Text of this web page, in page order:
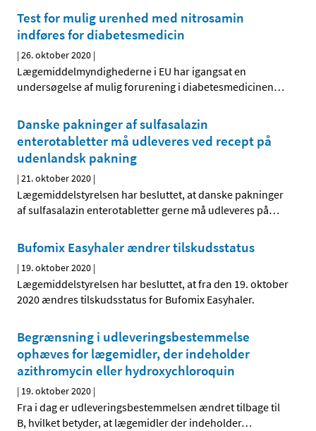
Test for mulig urenhed med nitrosamin
indføres for diabetesmedicin
|26. oktober 2020 |
Lægemiddelmyndighederne i EU har igangsat en
undersøgelse af mulig forurening i diabetesmedicinen…
Danske pakninger af sulfasalazin
enterotabletter må udleveres ved recept på
udenlandsk pakning
|21. oktober 2020 |
Lægemiddelstyrelsen har besluttet, at danske pakninger
af sulfasalazin enterotabletter gerne må udleveres på…
Bufomix Easyhaler ændrer tilskudsstatus
| 19. oktober 2020 |
Lægemiddelstyrelsen har besluttet, at fra den 19. oktober
2020 ændres tilskudsstatus for Bufomix Easyhaler.
Begrænsning i udleveringsbestemmelse
ophæves for lægemidler, der indeholder
azithromycin eller hydroxychloroquin
| 19. oktober 2020 |
Fra i dag er udleveringsbestemmelsen ændret tilbage til
B, hvilket betyder, at lægemidler der indeholder…